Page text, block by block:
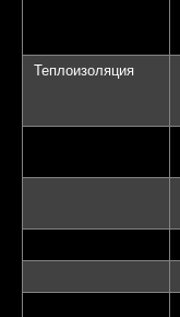
Теплоизоляция